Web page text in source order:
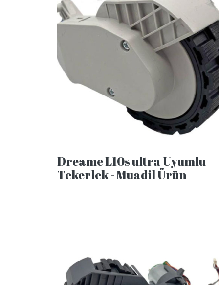
Dreame L10s ultra Uyumlu
Tekerlek - Muadil Ürün